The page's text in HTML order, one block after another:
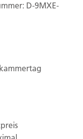
Angebotswesen
D-9MXE-